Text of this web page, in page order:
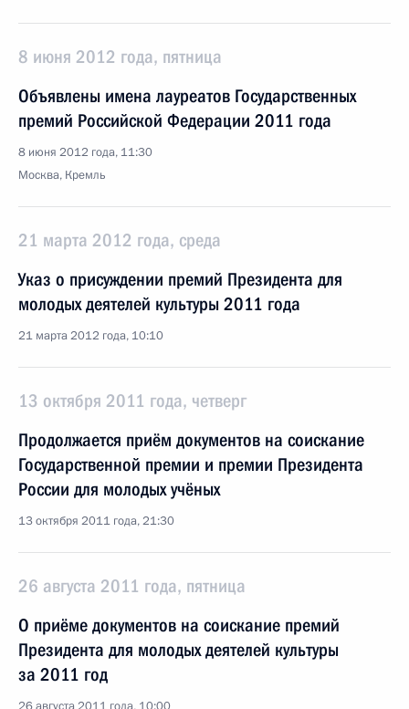
8 июня 2012 года, пятница
Объявлены имена лауреатов Государственных
премий Российской Федерации 2011 года
8 июня 2012 года, 11:30
Москва, Кремль
21 марта 2012 года, среда
Указ о присуждении премий Президента для
молодых деятелей культуры 2011 года
21 марта 2012 года, 10:10
13 октября 2011 года, четверг
Продолжается приём документов на соискание
Государственной премии и премии Президента
России для молодых учёных
13 октября 2011 года, 21:30
26 августа 2011 года, пятница
О приёме документов на соискание премий
Президента для молодых деятелей культуры
за 2011 год